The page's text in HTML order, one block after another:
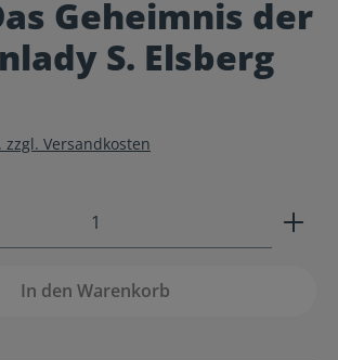
von 0 von 5 Sternen
Geheimnis der
S. Elsberg
Versandkosten
Gib den gewünschten Wert ein
In den Warenkorb